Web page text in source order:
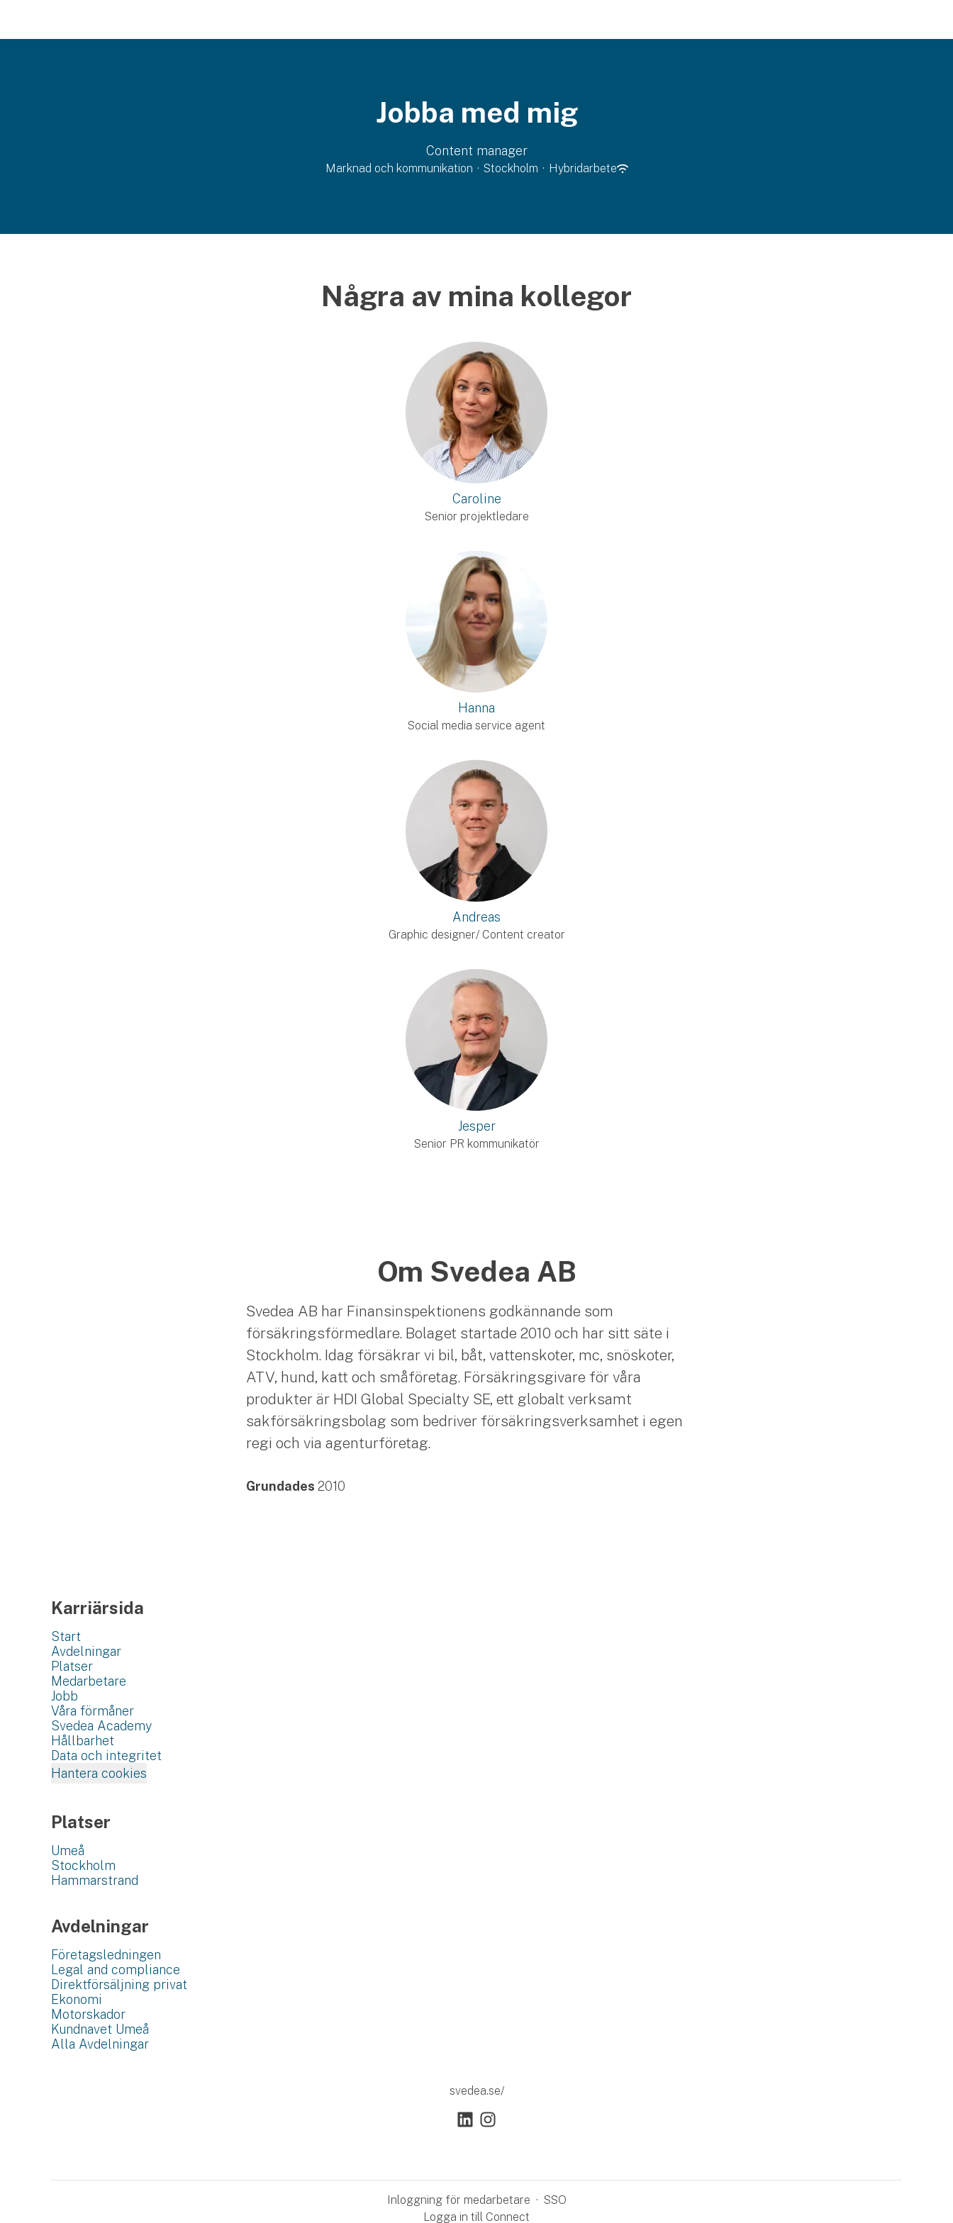
Jobba med mig
Content manager
Marknad och kommunikation · Stockholm · Hybridarbete
Några av mina kollegor
Caroline
Senior projektledare
Hanna
Social media service agent
Andreas
Graphic designer/ Content creator
Jesper
Senior PR kommunikatör
Om Svedea AB
Svedea AB har Finansinspektionens godkännande som
försäkringsförmedlare. Bolaget startade 2010 och har sitt säte i
Stockholm. Idag försäkrar vi bil, båt, vattenskoter, mc, snöskoter,
ATV, hund, katt och småföretag. Försäkringsgivare för våra
produkter är HDI Global Specialty SE, ett globalt verksamt
sakförsäkringsbolag som bedriver försäkringsverksamhet i egen
regi och via agenturföretag.
Grundades 2010
Karriärsida
Start
Avdelningar
Platser
Medarbetare
Jobb
Våra förmåner
Svedea Academy
Hållbarhet
Data och integritet
Hantera cookies
Platser
Umeå
Stockholm
Hammarstrand
Avdelningar
Företagsledningen
Legal and compliance
Direktförsäljning privat
Ekonomi
Motorskador
Kundnavet Umeå
Alla Avdelningar
svedea.se/
Inloggning för medarbetare · SSO
Logga in till Connect